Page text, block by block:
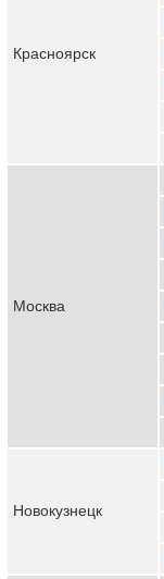
Красноярск
Москва
Новокузнецк